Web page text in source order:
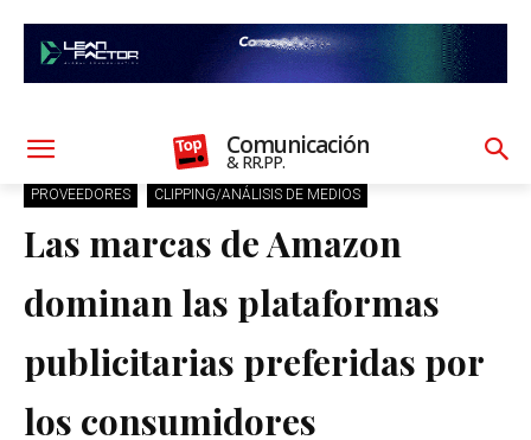
Comunicación
& RR.PP.
PROVEEDORES CLIPPING/ANÁLISIS DE MEDIOS
Las marcas de Amazon
dominan las plataformas
publicitarias preferidas por
los consumidores